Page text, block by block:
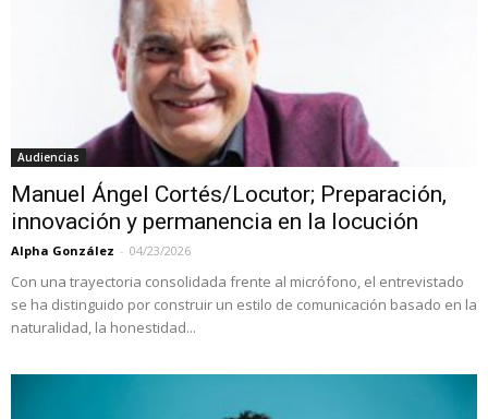
Audiencias
Manuel Ángel Cortés/Locutor; Preparación,
innovación y permanencia en la locución
Alpha González - 04/23/2026
Con una trayectoria consolidada frente al micrófono, el entrevistado
se ha distinguido por construir un estilo de comunicación basado en la
naturalidad, la honestidad...